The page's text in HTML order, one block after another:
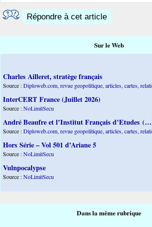
Répondre à cet article
Sur le Web
Charles Ailleret, stratège français
Source :Diploweb.com, revue geopolitique, articles, cartes,
InterCERT France (Juillet 2026)
Source :NoLimitSecu
André Beaufre et l’Institut Français d’Etudes
Source :Diploweb.com, revue geopolitique, articles, cartes,
Hors Série – Vol 501 d’Ariane 5
Source :NoLimitSecu
Vulnpocalypse
Source :NoLimitSecu
Dans la même rubrique